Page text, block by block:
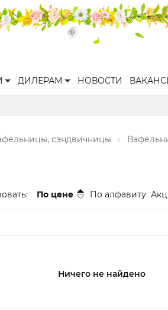
ДИЛЕРАМ НОВОСТИ
сэндвичницы
По цене По алфавиту
Ничего не найдено